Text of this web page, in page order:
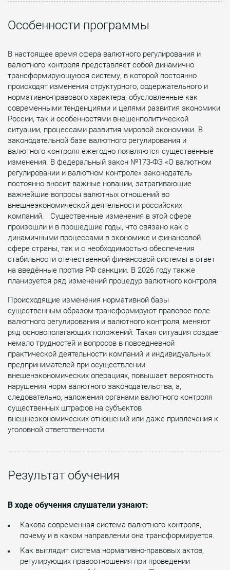
Особенности программы
В настоящее время сфера валютного регулирования и
валютного контроля представляет собой динамично
трансформирующуюся систему, в которой постоянно
происходят изменения структурного, содержательного и
нормативно-правового характера, обусловленные как
современными тенденциями и целями развития экономики
России, так и особенностями внешенполитической
ситуации, процессами развития мировой экономики. В
законодательной базе валютного регулирования и
валютного контроля ежегодно появляются существенные
изменения. В федеральный закон №173-ФЗ «О валютном
регулировании и валютном контроле» законодатель
постоянно вносит важные новации, затрагивающие
важнейшие вопросы валютных отношений во
внешнеэкономической деятельности российских
компаний. Существенные изменения в этой сфере
произошли и в прошедшие годы, что связано как с
динамичными процессами в экономике и финансовой
сфере страны, так и с необходимостью обеспечения
стабильности отечественной финансовой системы в ответ
на введённые против РФ санкции. В 2026 году также
планируется ряд изменений процедур валютного контроля.
Происходящие изменения нормативной базы
существенным образом трансформируют правовое поле
валютного регулирования и валютного контроля, меняют
ряд основополагающих положений. Такая ситуация создает
немало трудностей и вопросов в повседневной
практической деятельности компаний и индивидуальных
предпринимателей при осуществлении
внешенэкономических операциях, повышает вероятность
нарушения норм валютного законодательства, а,
следовательно, наложения органами валютного контроля
существенных штрафов на субъектов
внешнеэкономических отношений или даже привлечения к
уголовной ответственности.
Результат обучения
В ходе обучения слушатели узнают:
Какова современная система валютного контроля,
почему и в каком направлении она трансформируется.
Как выглядит система нормативно-правовых актов,
регулирующих правоотношения при проведении